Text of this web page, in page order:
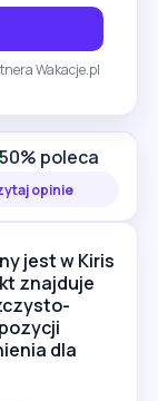
Wakacje.pl
50% poleca
opinie
jest w Kiris
znajduje
dla